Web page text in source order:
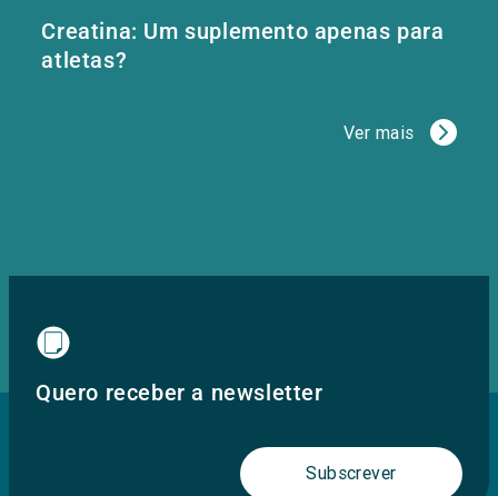
Creatina: Um suplemento apenas para
atletas?
Ver mais
Quero receber a newsletter
Subscrever